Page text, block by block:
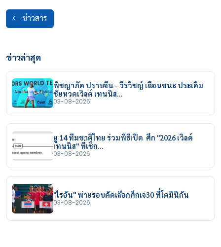
ข่าวสาร
ข่าวล่าสุด
พิชญาภัค ปราบจีน - วีรวิชญ์ เฉือนชนะ ประเดิม
ชัยหวดเวิลด์ เทนนิส…
03-08-2026
ยู 14 ทีมชาติไทย ร่วมพิธีเปิด ศึก "2026 เวิลด์
เทนนิส" ที่เช็ก…
03-08-2026
"ไรอัน" พ่ายรอบคัดเลือกศึกเจ30 ที่โดมินิกัน
03-08-2026